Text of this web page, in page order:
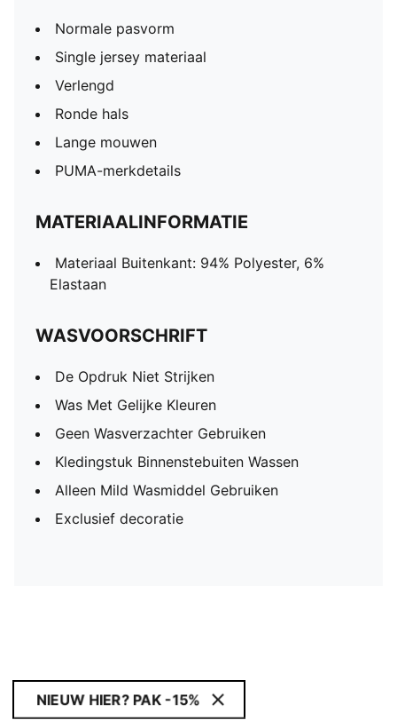
Normale pasvorm
Single jersey materiaal
Verlengd
Ronde hals
Lange mouwen
PUMA-merkdetails
MATERIAALINFORMATIE
Materiaal Buitenkant: 94% Polyester, 6%
Elastaan
WASVOORSCHRIFT
De Opdruk Niet Strijken
Was Met Gelijke Kleuren
Geen Wasverzachter Gebruiken
Kledingstuk Binnenstebuiten Wassen
Alleen Mild Wasmiddel Gebruiken
Exclusief decoratie
NIEUW HIER? PAK -15%